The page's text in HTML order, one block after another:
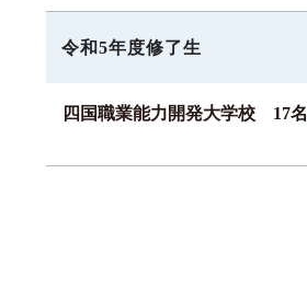
令和5年度修了生
四国職業能力開発大学校 17名